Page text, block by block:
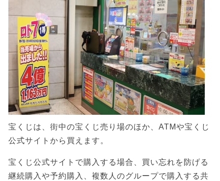
宝くじは、街中の宝くじ売り場のほか、ATMや宝くじ
公式サイトから買えます。
宝くじ公式サイトで購入する場合、買い忘れを防げる
継続購入や予約購入、複数人のグループで購入する共